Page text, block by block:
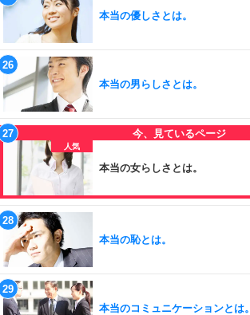
本当の優しさとは。
本当の男らしさとは。
本当の女らしさとは。
本当の恥とは。
本当のコミュニケーションとは。